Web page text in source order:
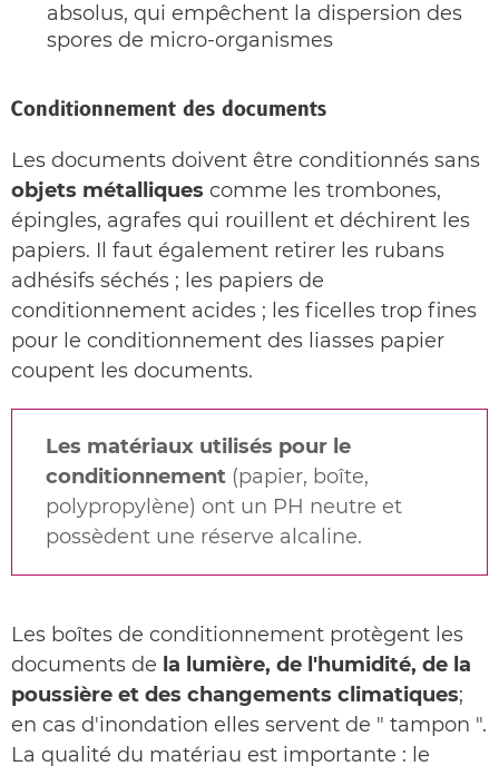
absolus, qui empêchent la dispersion des
spores de micro-organismes
Conditionnement des documents
Les documents doivent être conditionnés sans
objets métalliques comme les trombones,
épingles, agrafes qui rouillent et déchirent les
papiers. Il faut également retirer les rubans
adhésifs séchés ; les papiers de
conditionnement acides ; les ficelles trop fines
pour le conditionnement des liasses papier
coupent les documents.
Les matériaux utilisés pour le
conditionnement (papier, boîte,
polypropylène) ont un PH neutre et
possèdent une réserve alcaline.
Les boîtes de conditionnement protègent les
documents de la lumière, de l'humidité, de la
poussière et des changements climatiques;
en cas d'inondation elles servent de " tampon ".
La qualité du matériau est importante : le